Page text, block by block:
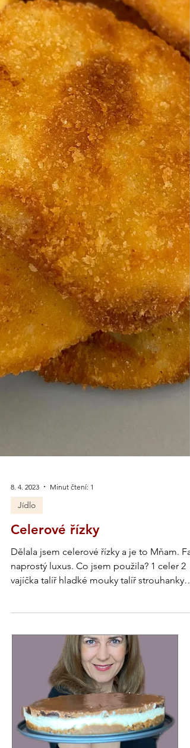
Celerové řízky
vajíčka talíř hladké mouky talíř strouhanky